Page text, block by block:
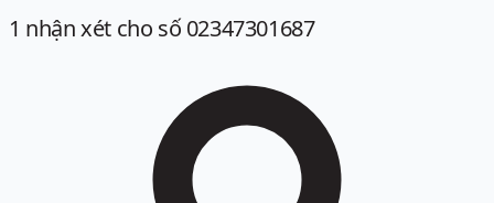
1 nhận xét cho số 02347301687